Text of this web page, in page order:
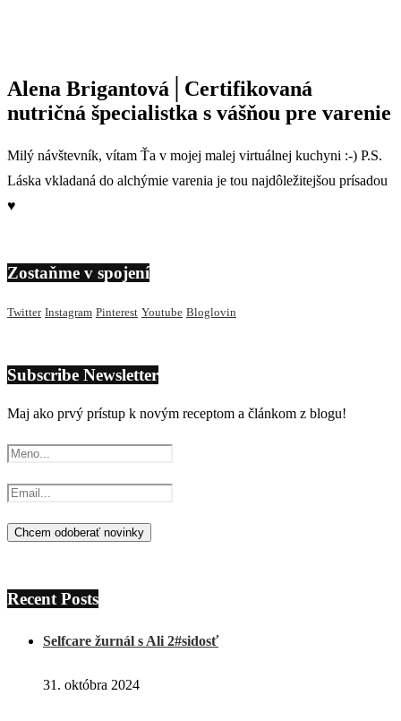
Alena Brigantová│Certifikovaná
nutričná špecialistka s vášňou pre varenie
Milý návštevník, vítam Ťa v mojej malej virtuálnej kuchyni :-) P.S.
Láska vkladaná do alchýmie varenia je tou najdôležitejšou prísadou
♥
Zostaňme v spojení
Twitter Instagram Pinterest Youtube Bloglovin
Subscribe Newsletter
Maj ako prvý prístup k novým receptom a článkom z blogu!
Recent Posts
Selfcare žurnál s Ali 2#sidosť
31. októbra 2024